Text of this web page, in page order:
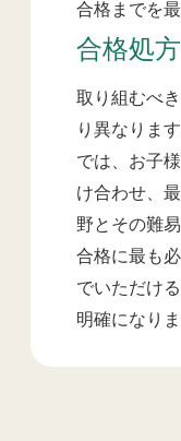
合格までを
合格処
取り組むべ
り異なりま
では、お子
け合わせ、
野とその難
合格に最も
でいただけ
明確になりま